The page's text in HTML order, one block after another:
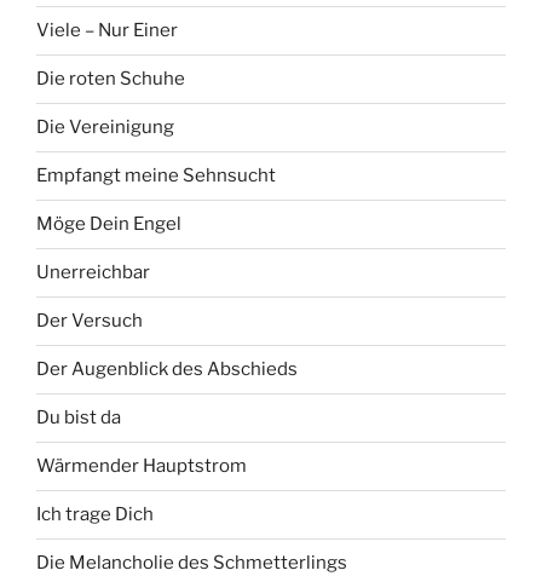
Viele – Nur Einer
Die roten Schuhe
Die Vereinigung
Empfangt meine Sehnsucht
Möge Dein Engel
Unerreichbar
Der Versuch
Der Augenblick des Abschieds
Du bist da
Wärmender Hauptstrom
Ich trage Dich
Die Melancholie des Schmetterlings